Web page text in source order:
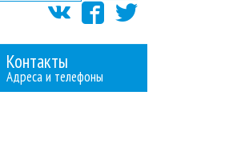
Контакты
Адреса и телефоны